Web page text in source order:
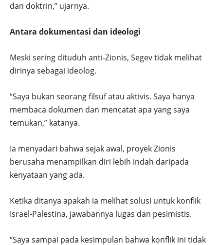
dan doktrin,” ujarnya.
Antara dokumentasi dan ideologi
Meski sering dituduh anti-Zionis, Segev tidak melihat
dirinya sebagai ideolog.
“Saya bukan seorang filsuf atau aktivis. Saya hanya
membaca dokumen dan mencatat apa yang saya
temukan,” katanya.
Ia menyadari bahwa sejak awal, proyek Zionis
berusaha menampilkan diri lebih indah daripada
kenyataan yang ada.
Ketika ditanya apakah ia melihat solusi untuk konflik
Israel-Palestina, jawabannya lugas dan pesimistis.
“Saya sampai pada kesimpulan bahwa konflik ini tidak